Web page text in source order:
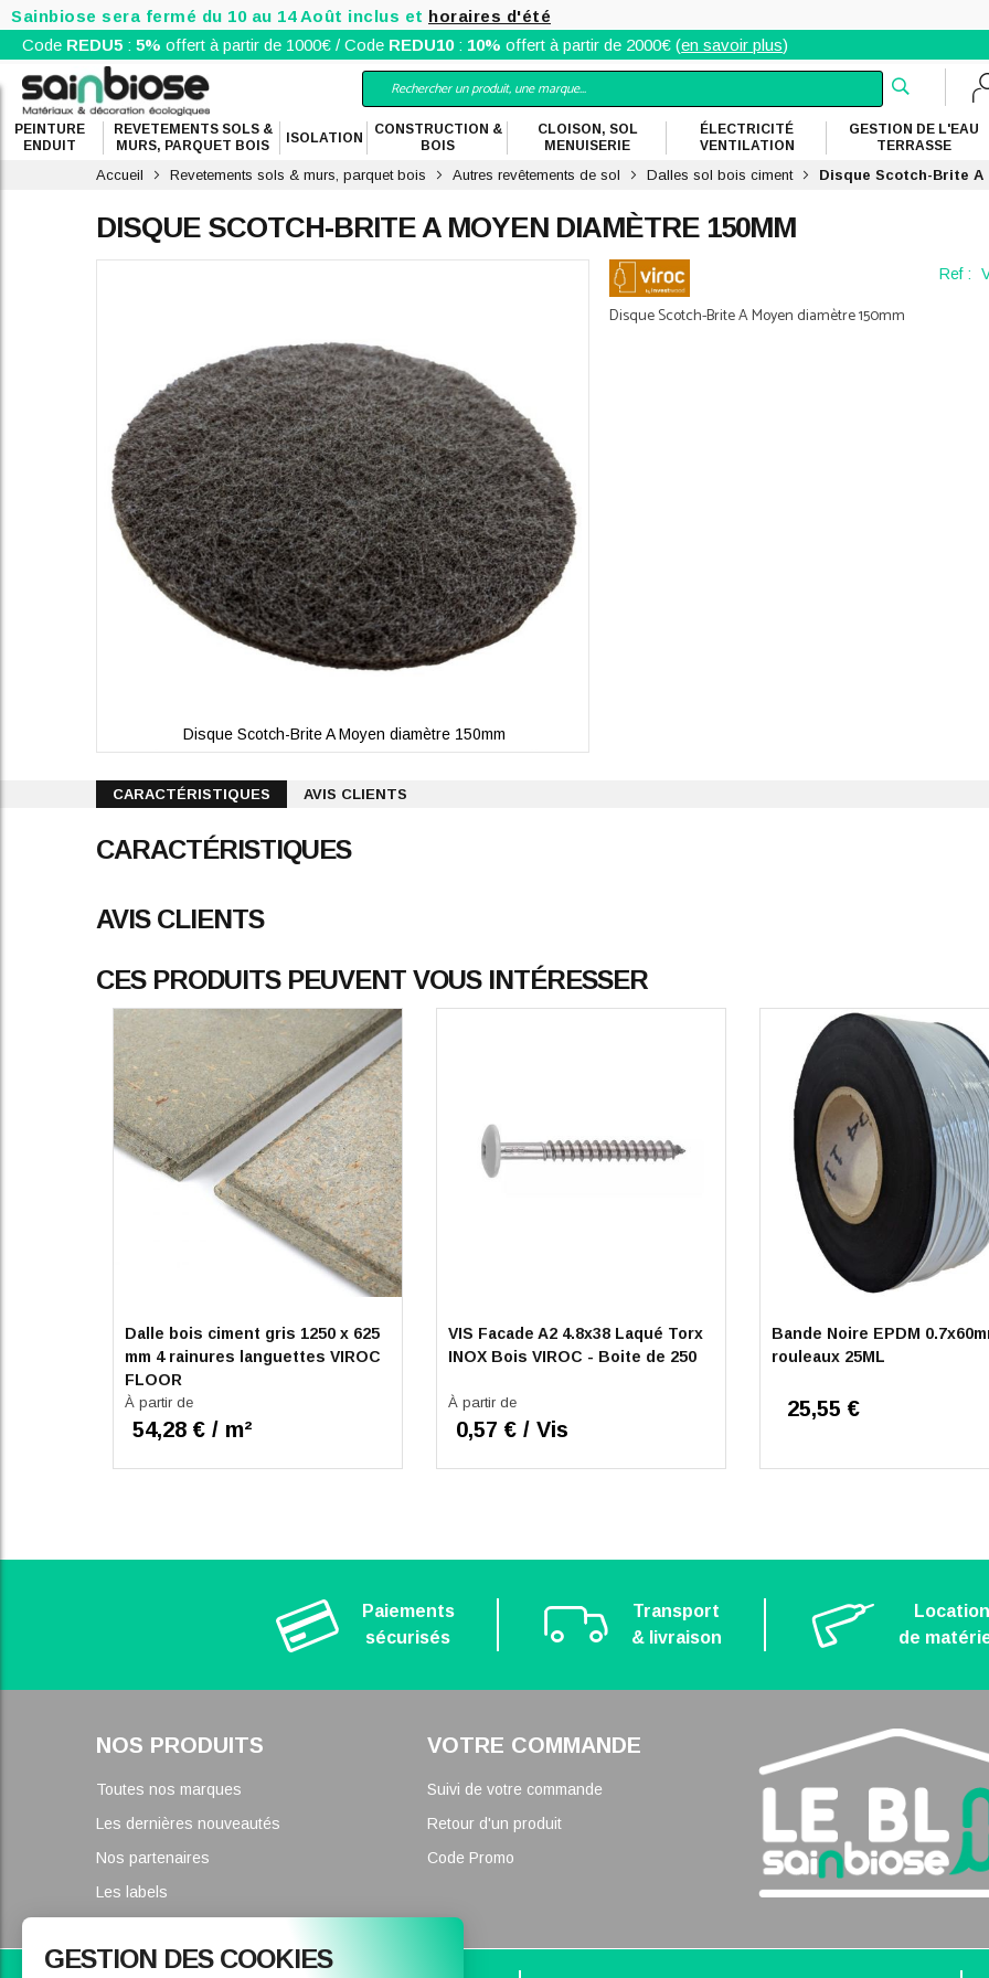
Sainbiose sera fermé du 10 au 14 Août inclus et horaires d'été
Code REDU5 :5% offert à partir de 1000€ / Code REDU10: 10% offert à partir de 2000€ (en savoir plus)
PEINTURE
ENDUIT
REVETEMENTS SOLS &
MURS, PARQUET BOIS
ISOLATION
CONSTRUCTION &
BOIS
CLOISON, SOL
MENUISERIE
ÉLECTRICITÉ
VENTILATION
GESTION DE L'EAU
TERRASSE
Accueil Revetements sols & murs, parquet bois Autres revêtements de sol Dalles sol bois ciment Disque Scotch-Brite A
DISQUE SCOTCH-BRITE A MOYEN DIAMÈTRE 150MM
Ref :
Disque Scotch-Brite A Moyen diamètre 150mm
gallery
Disque Scotch-Brite A Moyen diamètre 150mm
to
the
of
gallery
CARACTÉRISTIQUES AVIS CLIENTS
CARACTÉRISTIQUES
AVIS CLIENTS
CES PRODUITS PEUVENT VOUS INTÉRESSER
Dalle bois ciment gris 1250 x 625
mm 4 rainures languettes VIROC
FLOOR
À partir de
54,28 € / m²
VIS Facade A2 4.8x38 Laqué Torx
INOX Bois VIROC - Boite de 250
À partir de
0,57 € / Vis
Bande Noire EPDM
rouleaux 25ML
25,55 €
Paiements
sécurisés
Transport
& livraison
Location
de
NOS PRODUITS
Toutes nos marques
Les dernières nouveautés
Nos partenaires
Les labels
VOTRE COMMANDE
Suivi de votre commande
Retour d'un produit
Code Promo
GESTION DES COOKIES